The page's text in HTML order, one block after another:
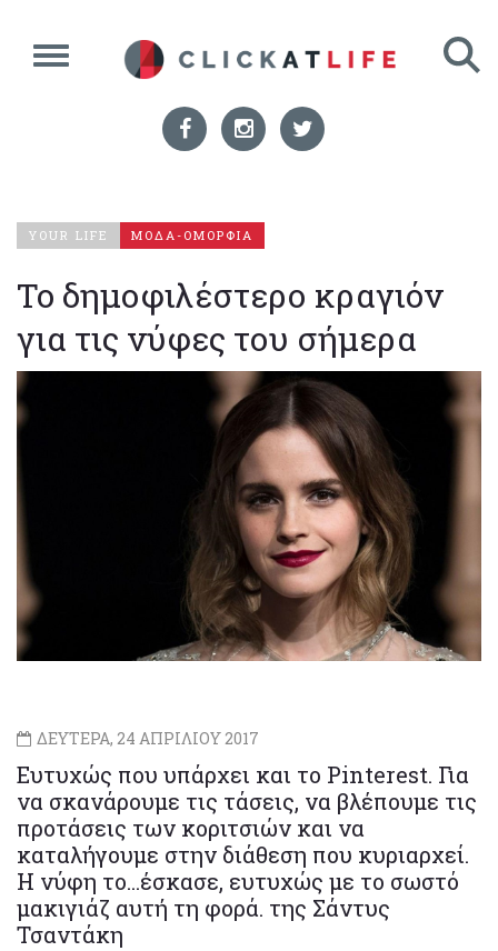
YOUR LIFE ΜΟΔΑ-ΟΜΟΡΦΙΑ
To δημοφιλέστερο κραγιόν
για τις νύφες του σήμερα
ΔΕΥΤΕΡΑ, 24 ΑΠΡΙΛΙΟΥ 2017
Ευτυχώς που υπάρχει και το Pinterest. Για
να σκανάρουμε τις τάσεις, να βλέπουμε τις
προτάσεις των κοριτσιών και να
καταλήγουμε στην διάθεση που κυριαρχεί.
Η νύφη το...έσκασε, ευτυχώς με το σωστό
μακιγιάζ αυτή τη φορά. της Σάντυς
Τσαντάκη